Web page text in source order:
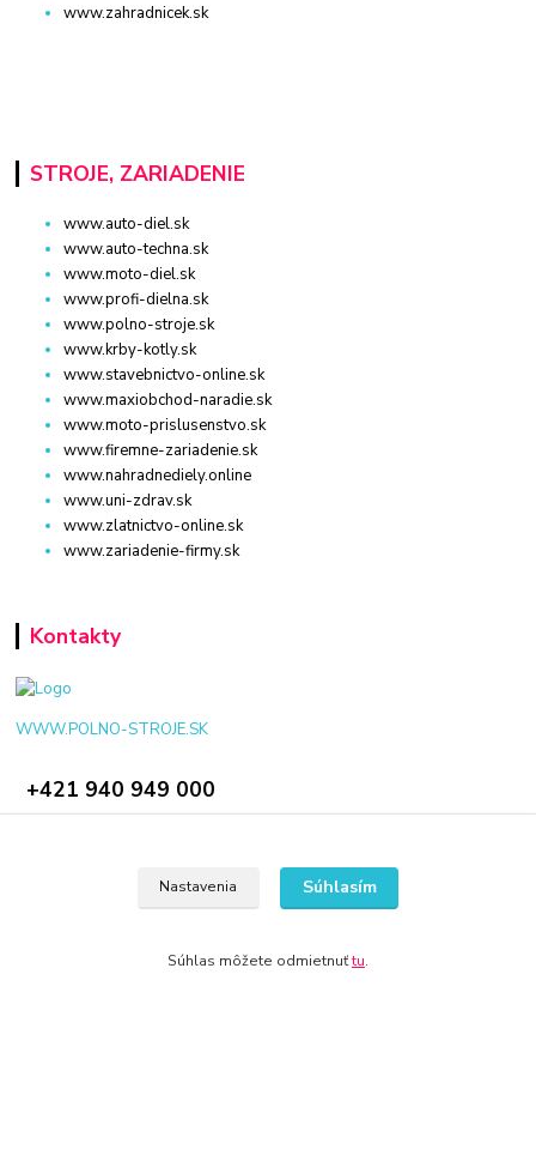
www.zahradnicek.sk
STROJE, ZARIADENIE
www.auto-diel.sk
www.auto-techna.sk
www.moto-diel.sk
www.profi-dielna.sk
www.polno-stroje.sk
www.krby-kotly.sk
www.stavebnictvo-online.sk
www.maxiobchod-naradie.sk
www.moto-prislusenstvo.sk
www.firemne-zariadenie.sk
www.nahradnediely.online
www.uni-zdrav.sk
www.zlatnictvo-online.sk
www.zariadenie-firmy.sk
Kontakty
WWW.POLNO-STROJE.SK
+421 940 949 000
Nastavenia Súhlasím
Súhlas môžete odmietnuťtu.